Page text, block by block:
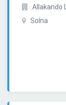
Allakando
Solna